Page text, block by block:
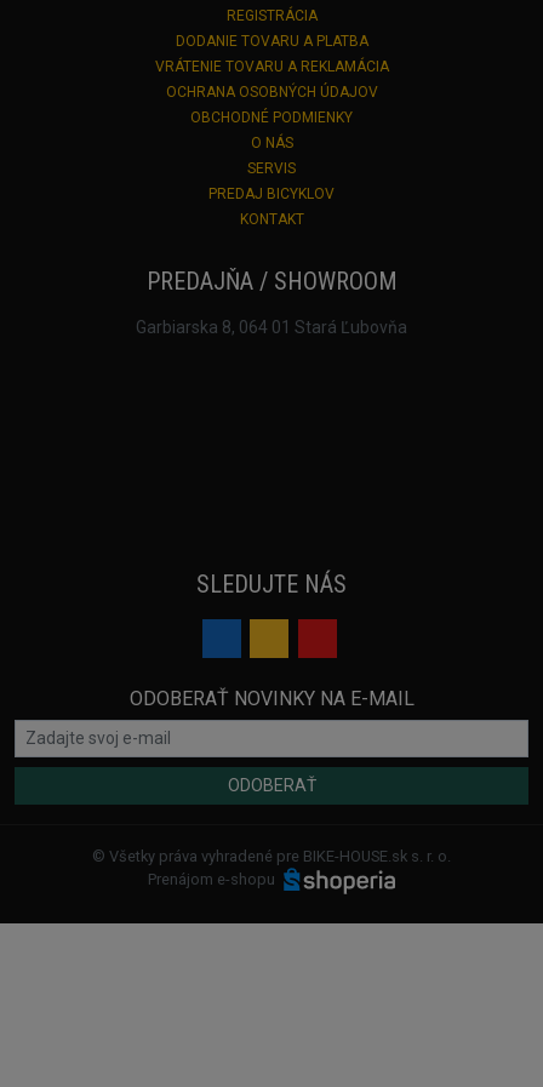
REGISTRÁCIA
DODANIE TOVARU A PLATBA
VRÁTENIE TOVARU A REKLAMÁCIA
OCHRANA OSOBNÝCH ÚDAJOV
OBCHODNÉ PODMIENKY
O NÁS
SERVIS
PREDAJ BICYKLOV
KONTAKT
PREDAJŇA / SHOWROOM
Garbiarska 8, 064 01 Stará Ľubovňa
SLEDUJTE NÁS
ODOBERAŤ NOVINKY NA E-MAIL
ODOBERAŤ
© Všetky práva vyhradené pre BIKE-HOUSE.sk s. r. o.
Prenájom e-shopu